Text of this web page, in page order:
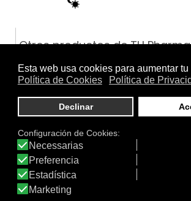
Otros productos de TH Pharma
PERFECTION